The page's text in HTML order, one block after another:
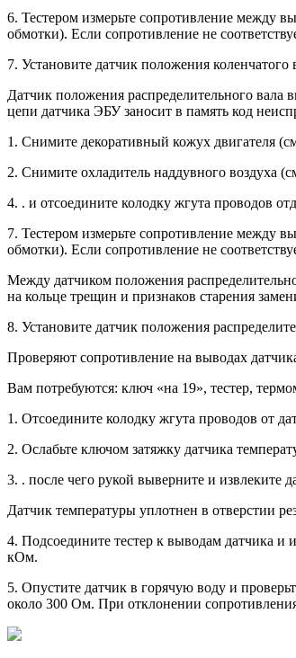
6. Тестером измерьте сопротивление между
обмотки). Если со­противление не
7. Установите датчик положения
Датчик положения распределительно­го
цепи датчика ЭБУ заносит в память код
1. Снимите декоративный кожух двигате­ля
2. Снимите охладитель наддувного воз­духа
4. . и отсоедините колодку жгута прово­дов
7. Тестером измерьте сопротивление между
обмотки). Если со­противление не
Между датчиком положения
на кольце трещин и признаков старения
8. Установите датчик положения
Проверяют сопротивление на выводах
Вам потребуются: ключ «на 19», те­стер,
1. Отсоедините колодку жгута проводов от
2. Ослабьте ключом затяжку датчика
3. . после чего рукой выверните и извле­ките
Датчик температуры уплотнен в отверстии
4. Подсоедините тестер к выводам дат­чика и
кОм.
5. Опустите датчик в горячую воду и
около 300 Ом. При отклонении